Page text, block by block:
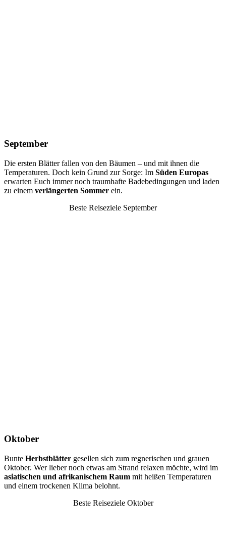
September
Die ersten Blätter fallen von den Bäumen – und mit ihnen die
Temperaturen. Doch kein Grund zur Sorge: Im Süden Europas
erwarten Euch immer noch traumhafte Badebedingungen und laden
zu einem verlängerten Sommer ein.
Beste Reiseziele September
Oktober
Bunte Herbstblätter gesellen sich zum regnerischen und grauen
Oktober. Wer lieber noch etwas am Strand relaxen möchte, wird im
asiatischen und afrikanischem Raum mit heißen Temperaturen
und einem trockenen Klima belohnt.
Beste Reiseziele Oktober